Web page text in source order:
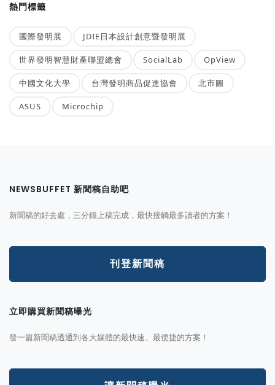
熱門標籤
國際發明展 JDIE日本設計創意暨發明展
世界發明智慧財產聯盟總會 SocialLab OpView
中國文化大學 台灣發明商品促進協會 北市圖
ASUS Microchip
NEWSBUFFET 新聞稿自助吧
新聞稿的好去處，三分鐘上稿完成，最快接觸最多讀者的方案！
刊登新聞稿
立即購買新聞稿曝光
發一篇新聞稿透通到各大媒體的最快速、最便捷的方案！